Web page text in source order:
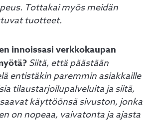
Tottakai myös meidän
tuotteet.
innoissasi verkkokaupan
Siitä, että päästään
entistäkin paremmin asiakkaille
tilaustarjoilupalveluita ja siitä,
käyttöönsä sivuston, jonka
on nopeaa, vaivatonta ja ajasta